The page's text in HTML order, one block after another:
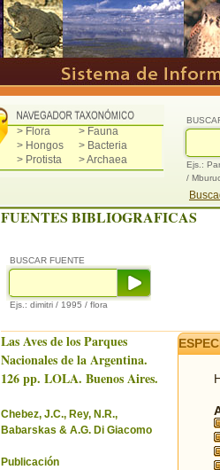
> Flora
> Fauna
> Hongos
> Bacteria
> Protista
> Archaea
Ejs.:
/
FUENTES BIBLIOGRAFICAS
BUSCAR FUENTE
Ejs.: dimitri / 1995 / flora
Las Aves de los Parques
Nacionales de la Argentina.
126 pp. LOLA. Buenos Aires.
Chebez, J.C., Rey, N.R.,
Babarskas & A.G. Di Giacomo
Publicación